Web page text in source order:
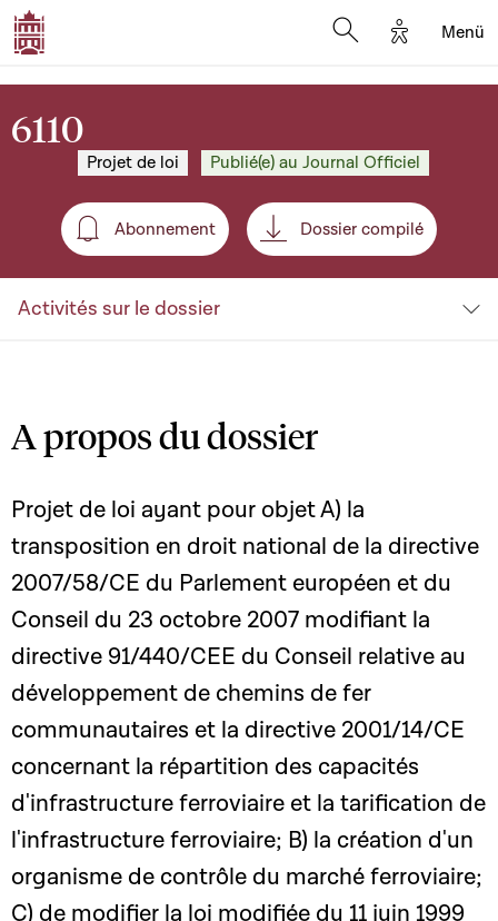
Options
Menü
6110
Projet de loi Publié(e) au Journal Officiel
Abonnement
Abonnement Dossier compilé
Activités sur le dossier
A propos du dossier
Projet de loi ayant pour objet A) la
transposition en droit national de la directive
2007/58/CE du Parlement européen et du
Conseil du 23 octobre 2007 modifiant la
directive 91/440/CEE du Conseil relative au
développement de chemins de fer
communautaires et la directive 2001/14/CE
concernant la répartition des capacités
d'infrastructure ferroviaire et la tarification de
l'infrastructure ferroviaire; B) la création d'un
organisme de contrôle du marché ferroviaire;
C) de modifier la loi modifiée du 11 juin 1999